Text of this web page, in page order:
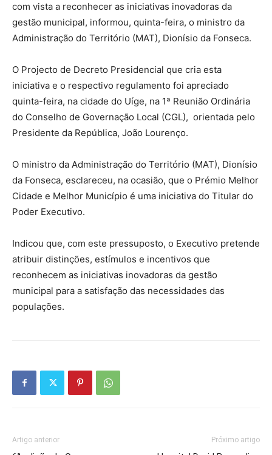
com vista a reconhecer as iniciativas inovadoras da
gestão municipal, informou, quinta-feira, o ministro da
Administração do Território (MAT), Dionísio da Fonseca.
O Projecto de Decreto Presidencial que cria esta
iniciativa e o respectivo regulamento foi apreciado
quinta-feira, na cidade do Uíge, na 1ª Reunião Ordinária
do Conselho de Governação Local (CGL), orientada pelo
Presidente da República, João Lourenço.
O ministro da Administração do Território (MAT), Dionísio
da Fonseca, esclareceu, na ocasião, que o Prémio Melhor
Cidade e Melhor Município é uma iniciativa do Titular do
Poder Executivo.
Indicou que, com este pressuposto, o Executivo pretende
atribuir distinções, estímulos e incentivos que
reconhecem as iniciativas inovadoras da gestão
municipal para a satisfação das necessidades das
populações.
Artigo anterior Próximo artigo